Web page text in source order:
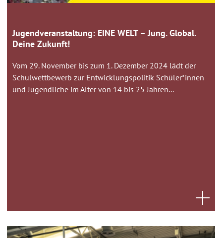
Jugendveranstaltung: EINE WELT – Jung. Global.
Deine Zukunft!
Vom 29. November bis zum 1. Dezember 2024 lädt der
Schulwettbewerb zur Entwicklungspolitik Schüler*innen
und Jugendliche im Alter von 14 bis 25 Jahren...